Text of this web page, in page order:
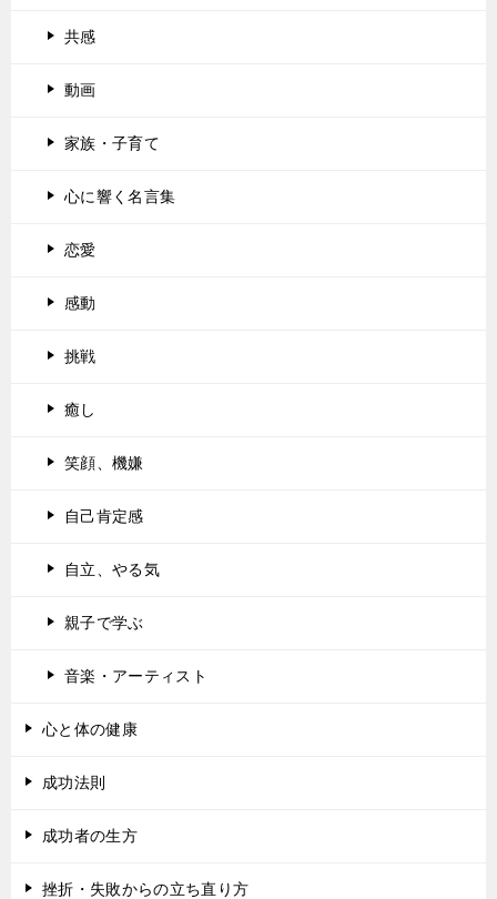
共感
動画
家族・子育て
心に響く名言集
恋愛
感動
挑戦
癒し
笑顔、機嫌
自己肯定感
自立、やる気
親子で学ぶ
音楽・アーティスト
心と体の健康
成功法則
成功者の生方
挫折・失敗からの立ち直り方